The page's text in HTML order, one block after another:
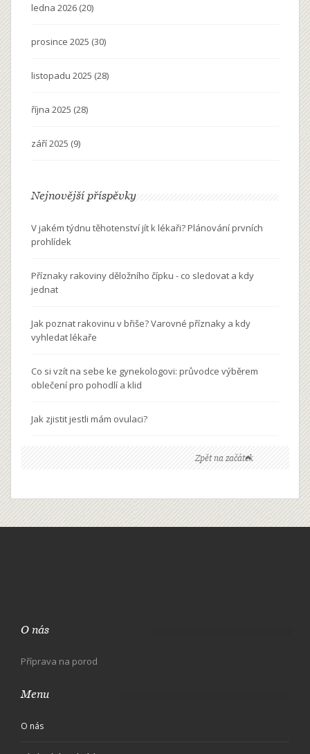
ledna 2026 (20)
prosince 2025 (30)
listopadu 2025 (28)
října 2025 (28)
září 2025 (9)
Nejnovější příspěvky
V jakém týdnu těhotenství jít k lékaři? Plánování prvních
prohlídek
Příznaky rakoviny děložního čípku - co sledovat a kdy
jednat
Jak poznat rakovinu v břiše? Varovné příznaky a kdy
vyhledat lékaře
Co si vzít na sebe ke gynekologovi: průvodce výběrem
oblečení pro pohodlí a klid
Jak zjistit jestli mám ovulaci?
Zpět na začátek
O nás
Příprava na porod
Menu
O nás